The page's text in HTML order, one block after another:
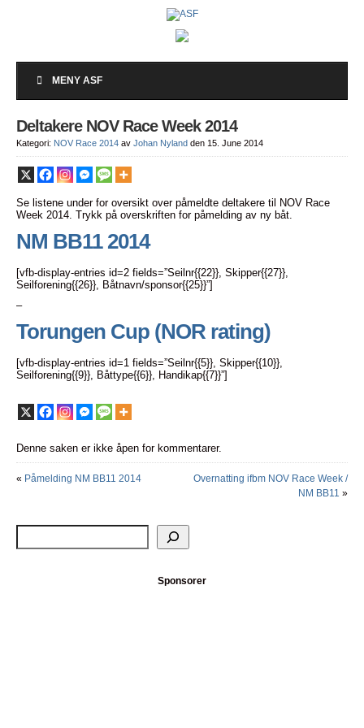
MENY ASF
Deltakere NOV Race Week 2014
Kategori: NOV Race 2014 av Johan Nyland den 15. June 2014
Se listene under for oversikt over påmeldte deltakere til NOV Race
Week 2014. Trykk på overskriften for påmelding av ny båt.
NM BB11 2014
[vfb-display-entries id=2 fields=”Seilnr{{22}}, Skipper{{27}},
Seilforening{{26}}, Båtnavn/sponsor{{25}}”]
–
Torungen Cup (NOR rating)
[vfb-display-entries id=1 fields=”Seilnr{{5}}, Skipper{{10}},
Seilforening{{9}}, Båttype{{6}}, Handikap{{7}}”]
Denne saken er ikke åpen for kommentarer.
« Påmelding NM BB11 2014
Overnatting ifbm NOV Race Week /
NM BB11 »
Sponsorer